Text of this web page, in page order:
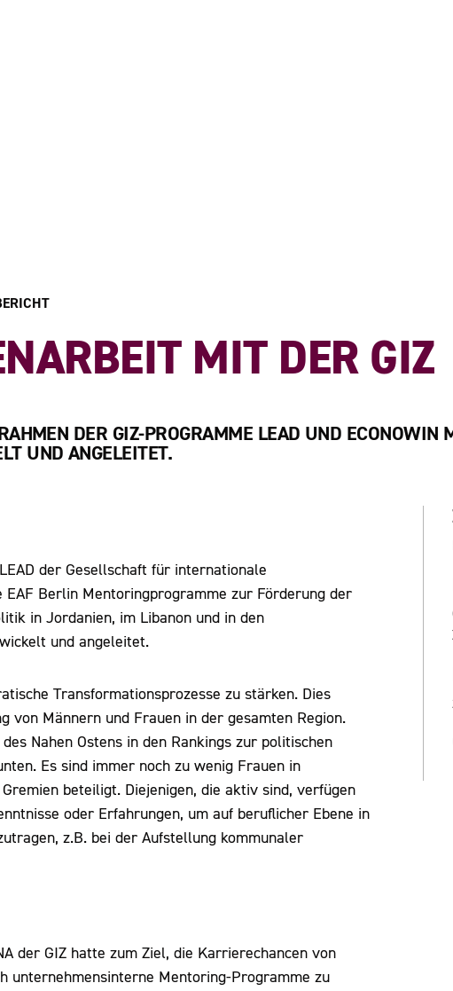
MIT DER GIZ
DER GIZ-PROGRAMME LEAD UND ECONOWIN
UND ANGELEITET.
der Gesellschaft für internationale
EAF Berlin Mentoringprogramme zur Förderung der
in Jordanien, im Libanon und in den
und angeleitet.
Transformationsprozesse zu stärken. Dies
von Männern und Frauen in der gesamten Region.
Nahen Ostens in den Rankings zur politischen
Es sind immer noch zu wenig Frauen in
beteiligt. Diejenigen, die aktiv sind, verfügen
oder Erfahrungen, um auf beruflicher Ebene in
z.B. bei der Aufstellung kommunaler
der GIZ hatte zum Ziel, die Karrierechancen von
unternehmensinterne Mentoring-Programme zu